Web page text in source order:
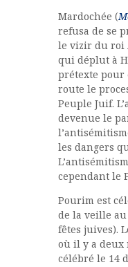
Mardochée (
refusa de se
le vizir du roi
qui déplut à
prétexte pour
route le
Peuple Juif.
devenue le
les dangers
cependant le
Pourim est
de la veille
fêtes juives).
où il y a deux
célébré le 14